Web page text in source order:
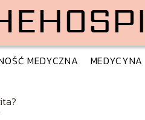
MEDYCZNA MEDYCYNA